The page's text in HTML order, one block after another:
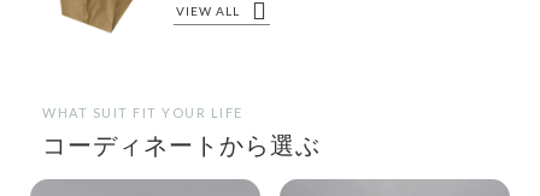
VIEW ALL
WHAT SUIT FIT YOUR LIFE
コーディネートから選ぶ